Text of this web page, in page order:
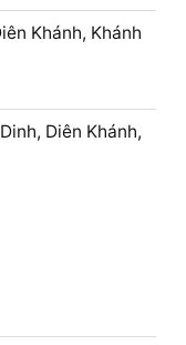
Khánh, Khánh
Diên Khánh,